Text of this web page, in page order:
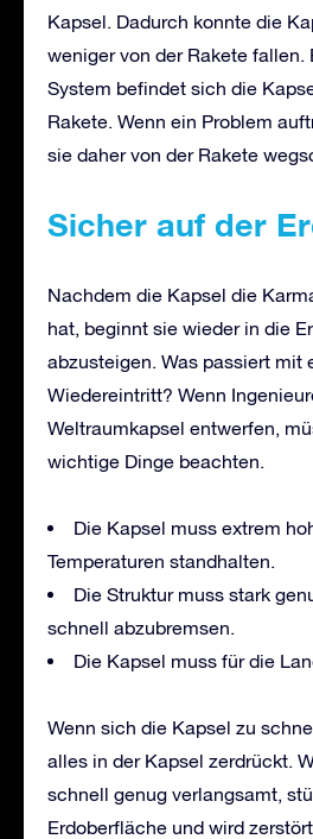
Kapsel. Dadurch konnte die
weniger von der Rakete fallen.
System befindet sich die
Rakete. Wenn ein Problem
sie daher von der Rakete
Sicher auf der
Nachdem die Kapsel die
hat, beginnt sie wieder in die
abzusteigen. Was passiert mit
Wiedereintritt? Wenn
Weltraumkapsel entwerfen,
wichtige Dinge beachten.
Die Kapsel muss extrem
Temperaturen standhalten.
Die Struktur muss stark
schnell abzubremsen.
Die Kapsel muss für die
Wenn sich die Kapsel zu
alles in der Kapsel zerdrückt.
schnell genug verlangsamt,
Erdoberfläche und wird